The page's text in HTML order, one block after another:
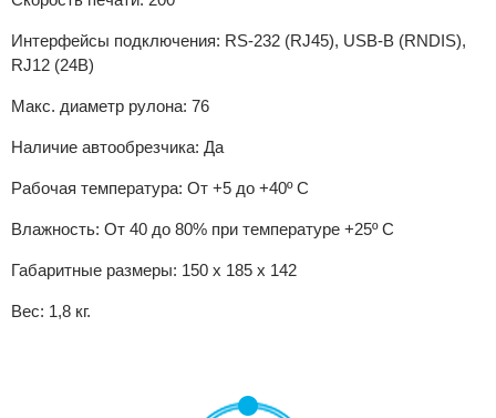
Интерфейсы подключения: RS-232 (RJ45), USB-В (RNDIS),
RJ12 (24В)
Макс. диаметр рулона: 76
Наличие автообрезчика: Да
Рабочая температура: От +5 до +40º С
Влажность: От 40 до 80% при температуре +25º С
Габаритные размеры: 150 х 185 х 142
Вес: 1,8 кг.